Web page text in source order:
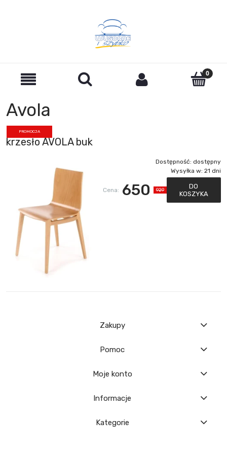
Avola
krzesło AVOLA buk
Dostępność: dostępny
Wysyłka w: 21 dni
Cena: 650 929
DO
KOSZYKA
PROMOCJA
Zakupy
Pomoc
Moje konto
Informacje
Kategorie